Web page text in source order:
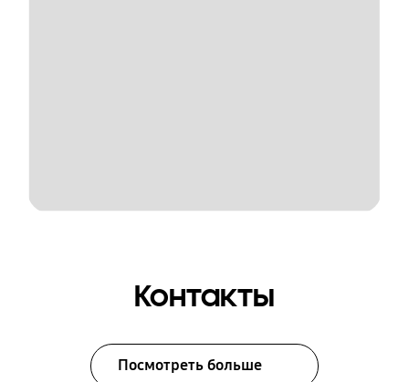
Контакты
Посмотреть больше